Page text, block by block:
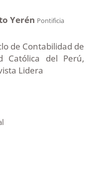
Yerén Pontificia
de Contabilidad de
Católica del Perú,
Lidera